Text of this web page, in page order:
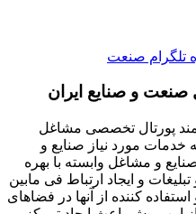
و صنایع ایران
پورتال تخصصی مشاغل
خدمات مورد نیاز صنایع و
و مشاغل وابسته با بهره
و ایجاد ارتباط فی مابین
کننده از آنها در فضاهای